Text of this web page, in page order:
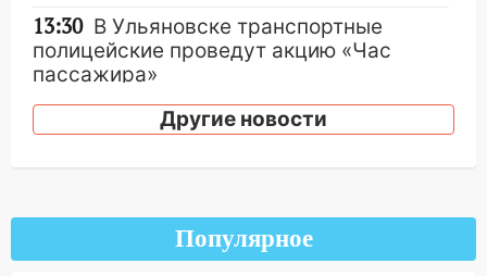
13:30 В Ульяновске транспортные
полицейские проведут акцию «Час
пассажира»
13:20
В Ульяновске за один день
обокрали женщину на пляже и
выбросил из машины страйкбольную
гранату: его задержали
Другие новости
Популярное